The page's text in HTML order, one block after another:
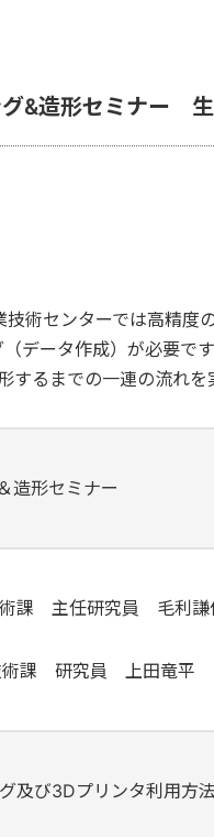
&造形セミナー 生
術センターでは高精度
データ作成）が必要
るまでの一連の流れ
造形セミナー
術課 主任研究員 毛利謙
術課 研究員 上田竜平
及び3Dプリンタ利用方